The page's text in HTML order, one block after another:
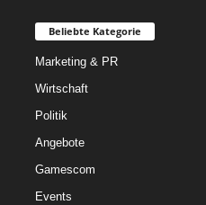
Beliebte Kategorie
Marketing & PR
Wirtschaft
Politik
Angebote
Gamescom
Events